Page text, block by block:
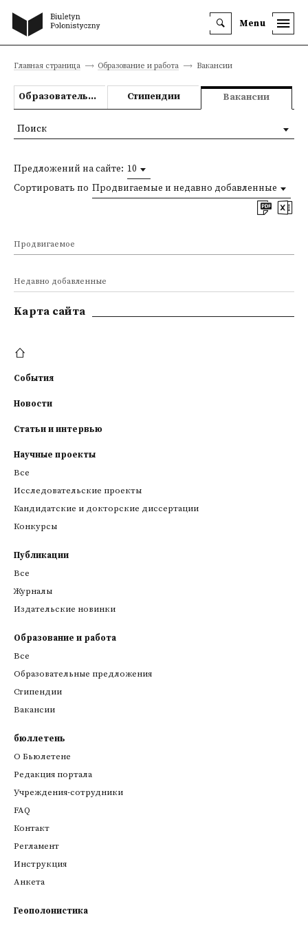
Menu
Главная страница Образование и работа Вакансии
Образовательные предложения Стипендии Вакансии
Предложений на сайте: 10
Сортировать по Продвигаемые и недавно добавленные
Продвигаемое
Недавно добавленные
Поиск
Kарта сайта
События
Новости
Статьи и интервью
Научные проекты
Все
Исследовательские проекты
Кандидатские и докторские диссертации
Конкурсы
Публикации
Все
Журналы
Издательские новинки
Образование и работа
Все
Образовательные предложения
Стипендии
Вакансии
бюллетень
О Бьюлетене
Редакция портала
Учреждения-сотрудники
FAQ
Контакт
Регламент
Инструкция
Анкета
Геополонистика